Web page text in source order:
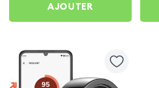
AJOUTER